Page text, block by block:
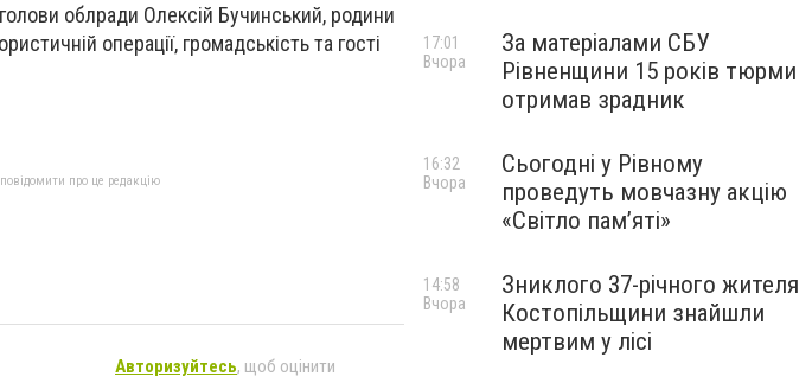
облради Олексій Бучинський, родини
операції, громадськість та гості
про це редакцію
Авторизуйтесь, щоб оцінити
За матеріалами СБУ
Рівненщини 15 років тюрми
отримав зрадник
17:01
Вчора
Сьогодні у Рівному
проведуть мовчазну акцію
«Світло пам’яті»
16:32
Вчора
Зниклого 37-річного жителя
Костопільщини знайшли
мертвим у лісі
14:58
Вчора